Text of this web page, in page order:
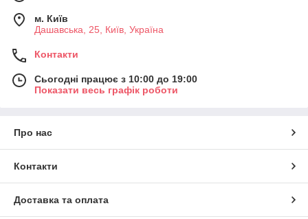
м. Київ
Дашавська, 25, Київ, Україна
Контакти
Сьогодні працює з 10:00 до 19:00
Показати весь графік роботи
Про нас
Контакти
Доставка та оплата